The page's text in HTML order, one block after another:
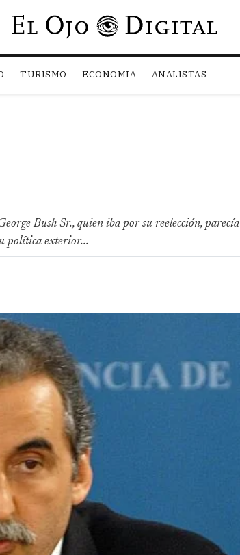
Pasar al contenido principal
TURISMO ECONOMIA ANALISTAS
Bush Sr., quien iba por su reelección, parecía
política exterior...